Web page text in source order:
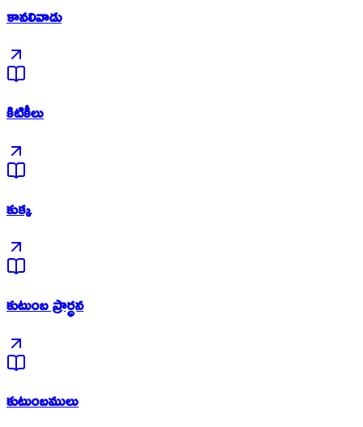
కావలివాడు
కిటికీలు
కుక్క
కుటుంబ ప్రార్ధన
కుటుంబములు